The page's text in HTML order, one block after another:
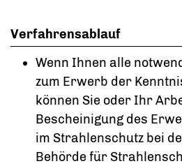
Verfahrensablauf
Wenn Ihnen alle
zum Erwerb der
können Sie oder Ihr
Bescheinigung des
im Strahlenschutz bei
Behörde für